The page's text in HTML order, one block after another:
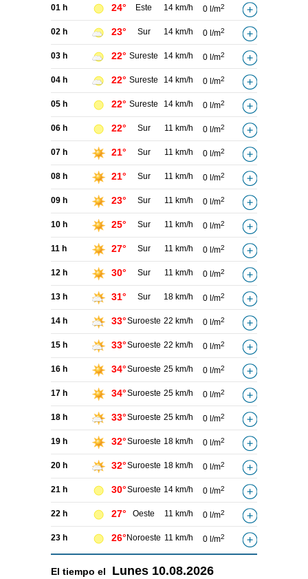
01 h 24° Este 14 km/h 0 l/m2
02 h 23° Sur 14 km/h 0 l/m2
03 h 22° Sureste 14 km/h 0 l/m2
04 h 22° Sureste 14 km/h 0 l/m2
05 h 22° Sureste 14 km/h 0 l/m2
06 h 22° Sur 11 km/h 0 l/m2
07 h 21° Sur 11 km/h 0 l/m2
08 h 21° Sur 11 km/h 0 l/m2
09 h 23° Sur 11 km/h 0 l/m2
10 h 25° Sur 11 km/h 0 l/m2
11 h 27° Sur 11 km/h 0 l/m2
12 h 30° Sur 11 km/h 0 l/m2
13 h 31° Sur 18 km/h 0 l/m2
14 h 33°Suroeste 22 km/h 0 l/m2
15 h 33°Suroeste 22 km/h 0 l/m2
16 h 34°Suroeste 25 km/h 0 l/m2
17 h 34°Suroeste 25 km/h 0 l/m2
18 h 33°Suroeste 25 km/h 0 l/m2
19 h 32°Suroeste 18 km/h 0 l/m2
20 h 32°Suroeste 18 km/h 0 l/m2
21 h 30°Suroeste 14 km/h 0 l/m2
22 h 27° Oeste 11 km/h 0 l/m2
23 h 26° Noroeste 11 km/h 0 l/m2
El tiempo el Lunes 10.08.2026